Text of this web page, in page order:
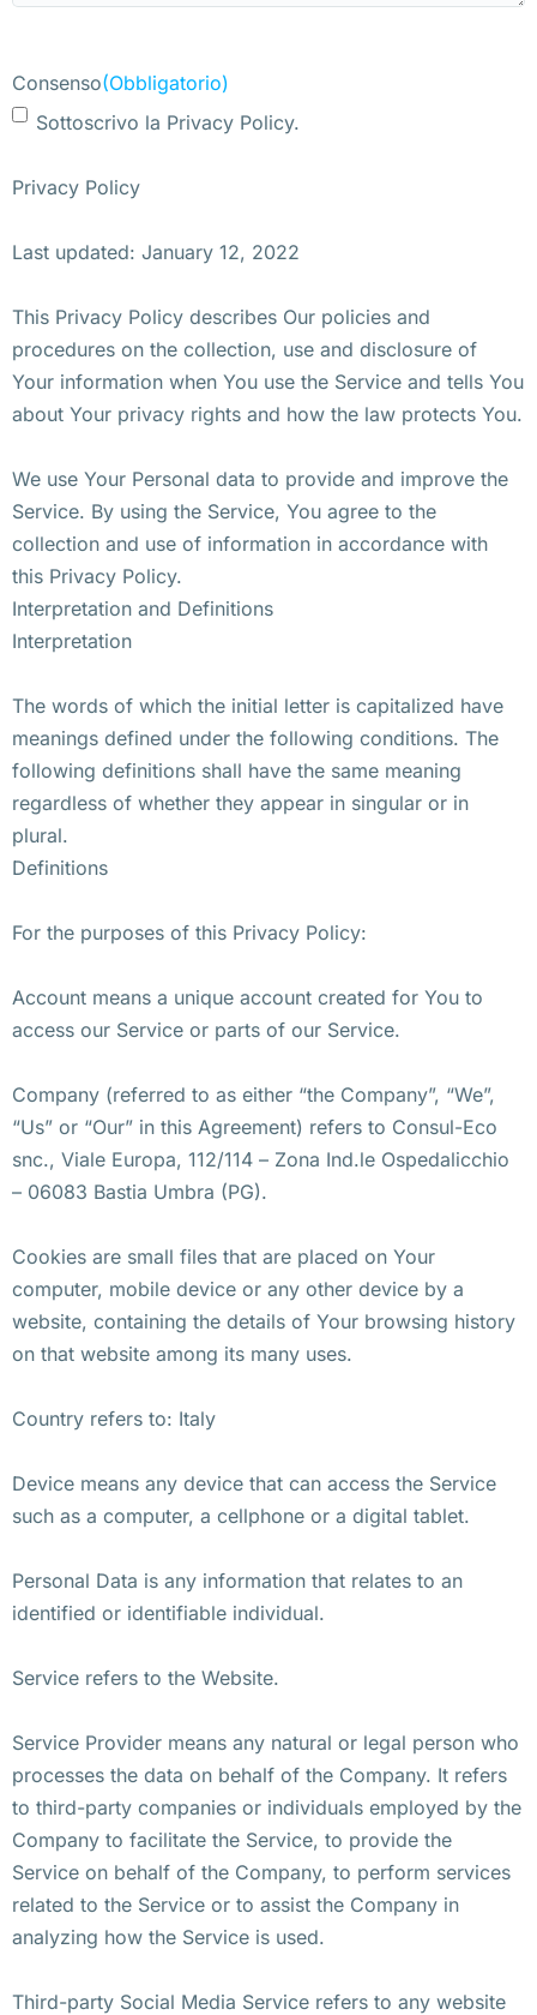
Consenso(Obbligatorio)
Sottoscrivo la Privacy Policy.
Privacy Policy
Last updated: January 12, 2022
This Privacy Policy describes Our policies and
procedures on the collection, use and disclosure of
Your information when You use the Service and tells You
about Your privacy rights and how the law protects You.
We use Your Personal data to provide and improve the
Service. By using the Service, You agree to the
collection and use of information in accordance with
this Privacy Policy.
Interpretation and Definitions
Interpretation
The words of which the initial letter is capitalized have
meanings defined under the following conditions. The
following definitions shall have the same meaning
regardless of whether they appear in singular or in
plural.
Definitions
For the purposes of this Privacy Policy:
Account means a unique account created for You to
access our Service or parts of our Service.
Company (referred to as either “the Company”, “We”,
“Us” or “Our” in this Agreement) refers to Consul-Eco
snc., Viale Europa, 112/114 – Zona Ind.le Ospedalicchio
– 06083 Bastia Umbra (PG).
Cookies are small files that are placed on Your
computer, mobile device or any other device by a
website, containing the details of Your browsing history
on that website among its many uses.
Country refers to: Italy
Device means any device that can access the Service
such as a computer, a cellphone or a digital tablet.
Personal Data is any information that relates to an
identified or identifiable individual.
Service refers to the Website.
Service Provider means any natural or legal person who
processes the data on behalf of the Company. It refers
to third-party companies or individuals employed by the
Company to facilitate the Service, to provide the
Service on behalf of the Company, to perform services
related to the Service or to assist the Company in
analyzing how the Service is used.
Third-party Social Media Service refers to any website